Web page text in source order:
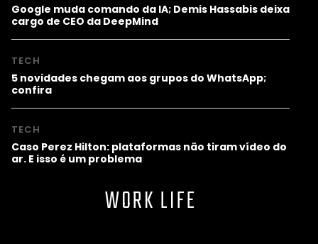
Google muda comando da IA; Demis Hassabis deixa
cargo de CEO da DeepMind
TECH
5 novidades chegam aos grupos do WhatsApp;
confira
TECH
Caso Perez Hilton: plataformas não tiram vídeo do
ar. E isso é um problema
WORK LIFE